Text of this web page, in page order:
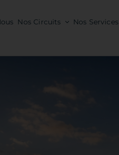
Nos Circuits Nos Services